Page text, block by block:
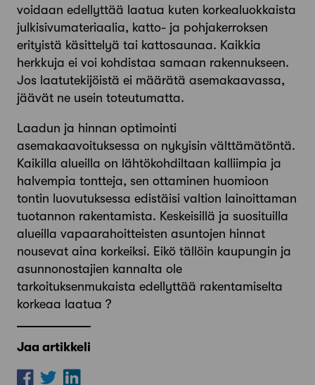
voidaan edellyttää laatua kuten korkealuokkaista
julkisivumateriaalia, katto- ja pohjakerroksen
erityistä käsittelyä tai kattosaunaa. Kaikkia
herkkuja ei voi kohdistaa samaan rakennukseen.
Jos laatutekijöistä ei määrätä asemakaavassa,
jäävät ne usein toteutumatta.
Laadun ja hinnan optimointi
asemakaavoituksessa on nykyisin välttämätöntä.
Kaikilla alueilla on lähtökohdiltaan kalliimpia ja
halvempia tontteja, sen ottaminen huomioon
tontin luovutuksessa edistäisi valtion lainoittaman
tuotannon rakentamista. Keskeisillä ja suosituilla
alueilla vapaarahoitteisten asuntojen hinnat
nousevat aina korkeiksi. Eikö tällöin kaupungin ja
asunnonostajien kannalta ole
tarkoituksenmukaista edellyttää rakentamiselta
korkeaa laatua ?
Jaa artikkeli